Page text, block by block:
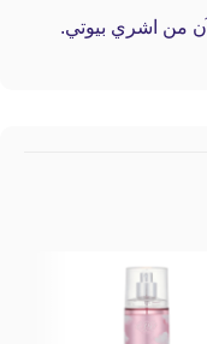
من اشري بيوتي.